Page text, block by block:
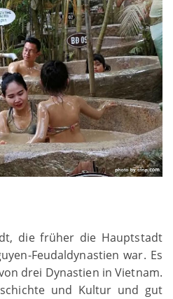
die früher die Hauptstadt
Feudaldynastien war. Es
drei Dynastien in Vietnam.
und Kultur und gut